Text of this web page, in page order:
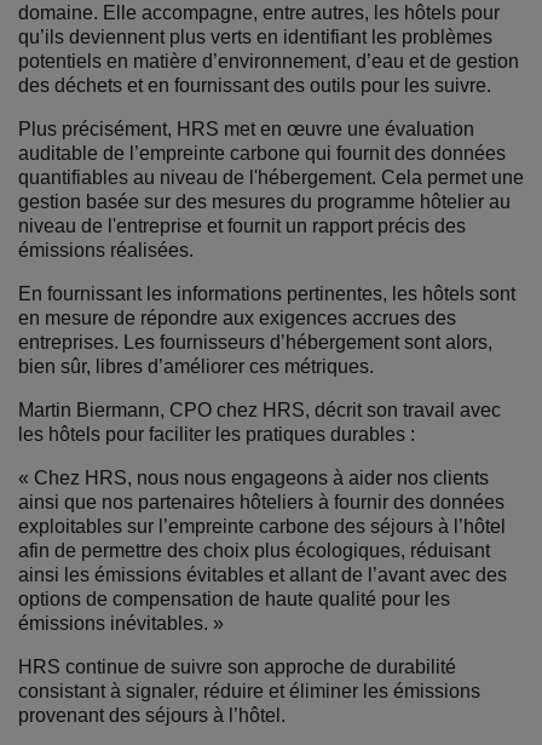
domaine. Elle accompagne, entre autres, les hôtels pour
qu’ils deviennent plus verts en identifiant les problèmes
potentiels en matière d’environnement, d’eau et de gestion
des déchets et en fournissant des outils pour les suivre.
Plus précisément, HRS met en œuvre une évaluation
auditable de l’empreinte carbone qui fournit des données
quantifiables au niveau de l'hébergement. Cela permet une
gestion basée sur des mesures du programme hôtelier au
niveau de l'entreprise et fournit un rapport précis des
émissions réalisées.
En fournissant les informations pertinentes, les hôtels sont
en mesure de répondre aux exigences accrues des
entreprises. Les fournisseurs d’hébergement sont alors,
bien sûr, libres d’améliorer ces métriques.
Martin Biermann, CPO chez HRS, décrit son travail avec
les hôtels pour faciliter les pratiques durables :
« Chez HRS, nous nous engageons à aider nos clients
ainsi que nos partenaires hôteliers à fournir des données
exploitables sur l’empreinte carbone des séjours à l’hôtel
afin de permettre des choix plus écologiques, réduisant
ainsi les émissions évitables et allant de l’avant avec des
options de compensation de haute qualité pour les
émissions inévitables. »
HRS continue de suivre son approche de durabilité
consistant à signaler, réduire et éliminer les émissions
provenant des séjours à l’hôtel.